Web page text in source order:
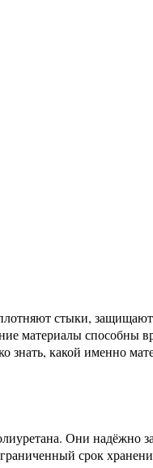
стыки,
материалы способны
какой именно
Они
срок